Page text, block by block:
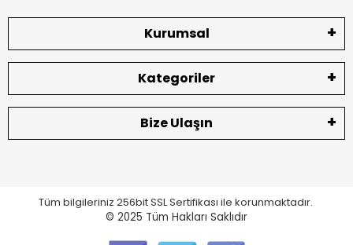
Kurumsal
Kategoriler
Bize Ulaşın
Tüm bilgileriniz 256bit SSL Sertifikası ile korunmaktadır.
© 2025 Tüm Hakları Saklıdır